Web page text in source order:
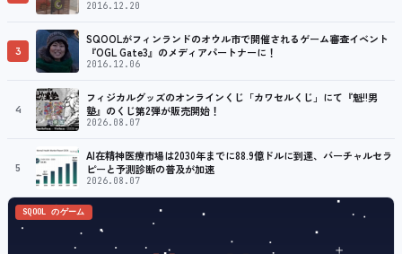
2016.12.20
3
SQOOLがフィンランドのオウル市で開催されるゲーム審査イベント
『OGL Gate3』のメディアパートナーに！
2016.12.06
4
フィジカルグッズのオンラインくじ「カワセルくじ」にて『魁!!男
塾』のくじ第2弾が販売開始！
2026.08.07
5
AI在精神医療市場は2030年までに88.9億ドルに到達、バーチャルセラ
ピーと予測診断の普及が加速
2026.08.07
SQOOL のゲーム